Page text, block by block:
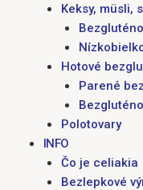
Keksy, müsli,
Hotové
Parené
Polotovary
INFO
Čo je celiakia
Bezlepkové